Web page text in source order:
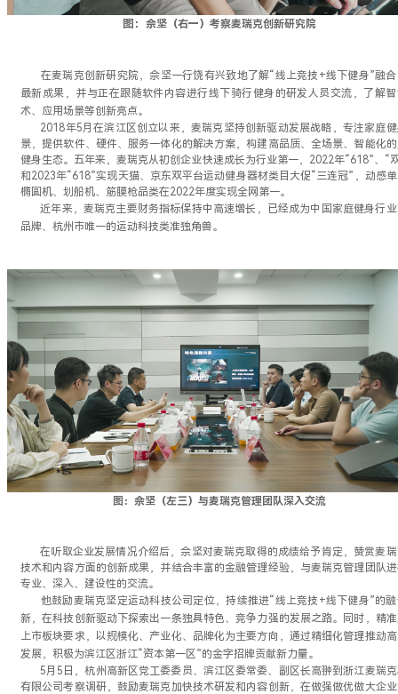
图： 佘坚（右一）考察麦瑞克创新研究院
在麦瑞克创新研究院，佘坚一行饶有兴致地了解“线上竞技+线下健身”融
最新成果，并与正在跟随软件内容进行线下骑行健身的研发人员交流，了解
术、应用场景等创新亮点。
2018年5月在滨江区创立以来，麦瑞克坚持创新驱动发展战略，专注家庭
景，提供软件、硬件、服务一体化的解决方案，构建高品质、全场景、智能化
健身生态。五年来，麦瑞克从初创企业快速成长为行业第一，2022年“618”、“
和2023年“618”实现天猫、京东双平台运动健身器材类目大促“三连冠”，动感
椭圆机、划船机、筋膜枪品类在2022年度实现全网第一。
近年来，麦瑞克主要财务指标保持中高速增长，已经成为中国家庭健身行
品牌、杭州市唯一的运动科技类准独角兽。
图：佘坚（左三）与麦瑞克管理团队深入交流
在听取企业发展情况介绍后，佘坚对麦瑞克取得的成绩给予肯定，赞赏麦
技术和内容方面的创新成果，并结合丰富的金融管理经验，与麦瑞克管理团队
专业、深入、建设性的交流。
他鼓励麦瑞克坚定运动科技公司定位，持续推进“线上竞技+线下健身”的
新，在科技创新驱动下探索出一条独具特色、竞争力强的发展之路。同时，精
上市板块要求，以规模化、产业化、品牌化为主要方向，通过精细化管理推动
发展，积极为滨江区浙江“资本第一区”的金字招牌贡献新力量。
5月5日，杭州高新区党工委委员、滨江区委常委、副区长高翀到浙江麦瑞
有限公司考察调研，鼓励麦瑞克加快技术研发和内容创新，在做强做优做大企